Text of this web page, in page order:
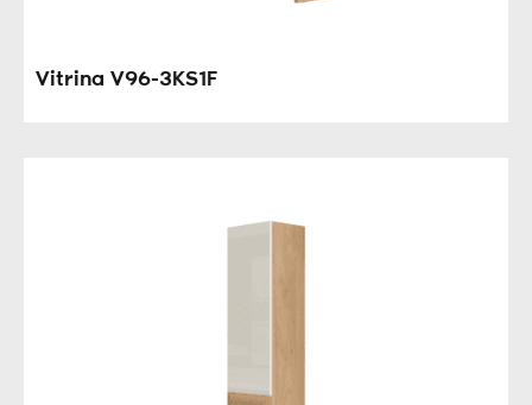
Vitrina V96-3KS1F